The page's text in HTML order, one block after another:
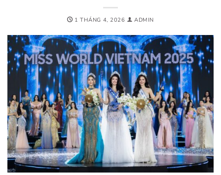
1 THÁNG 4, 2026 ADMIN